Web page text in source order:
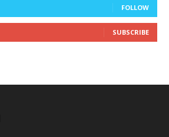
FOLLOW
SUBSCRIBE